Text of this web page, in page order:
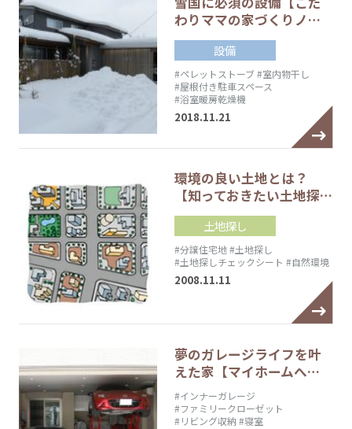
わりママの家づくりノ…
設備
#ペレットストーブ#室内物干し
#屋根付き駐車スペース
#浴室暖房乾燥機
2018.11.21
環境の良い土地とは？
【知っておきたい土地探…
土地探し
#分譲住宅地#土地探し
#土地探しチェックシート #自然環境
2008.11.11
夢のガレージライフを叶
えた家【マイホームへ…
#インナーガレージ
#ファミリークローゼット
#リビング収納 #寝室